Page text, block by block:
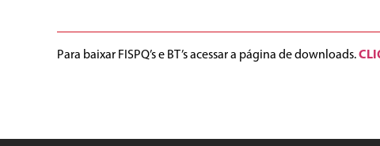
Para baixar FISPQ’s e BT’s acessar a página de downloads.